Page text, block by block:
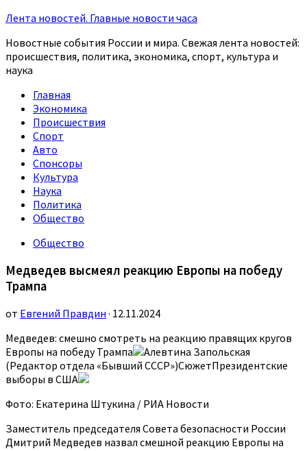
Лента новостей. Главные новости часа
Новостные события России и мира. Свежая лента новостей:
происшествия, политика, экономика, спорт, культура и
наука
Главная
Экономика
Происшествия
Спорт
Авто
Спонсоры
Культура
Наука
Политика
Общество
Общество
Медведев высмеял реакцию Европы на победу
Трампа
от Евгений Правдин · 12.11.2024
Медведев: смешно смотреть на реакцию правящих кругов
Европы на победу Трампа
Алевтина Запольская
(Редактор отдела «Бывший СССР»)СюжетПрезидентские
выборы в США
Фото: Екатерина Штукина / РИА Новости
Заместитель председателя Совета безопасности России
Дмитрий Медведев назвал смешной реакцию Европы на